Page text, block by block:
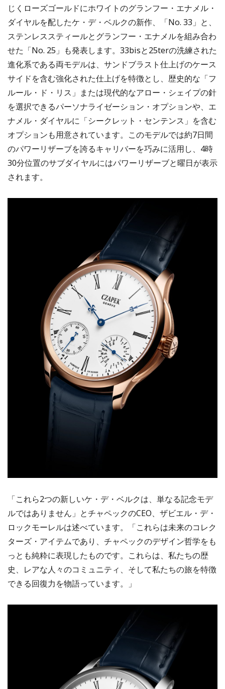
じくローズゴールドにホワイトのグランフー・エナメル・
ダイヤルを配したケ・デ・ベルクの新作、「No. 33」と、
ステンレススティールとグランフー・エナメルを組み合わ
せた「No. 25」も発表します。33bisと25terの洗練された
進化系である両モデルは、サンドブラスト仕上げのケース
サイドを含む強化された仕上げを特徴とし、歴史的な「フ
ルール・ド・リス」または現代的なアロー・シェイプの針
を選択できるパーソナライゼーション・オプションや、エ
ナメル・ダイヤルに「シークレット・センテンス」を含む
オプションも用意されています。このモデルでは約7日間
のパワーリザーブを誇るキャリバーを巧みに活用し、4時
30分位置のサブダイヤルにはパワーリザーブと曜日が表示
されます。
「これら2つの新しいケ・デ・ベルクは、単なる記念モデ
ルではありません」とチャペックのCEO、ザビエル・デ・
ロックモーレルは述べています。「これらは未来のコレク
ターズ・アイテムであり、チャペックのデザイン哲学をも
っとも純粋に表現したものです。これらは、私たちの歴
史、レアな人々のコミュニティ、そして私たちの旅を特徴
できる回復力を物語っています。」